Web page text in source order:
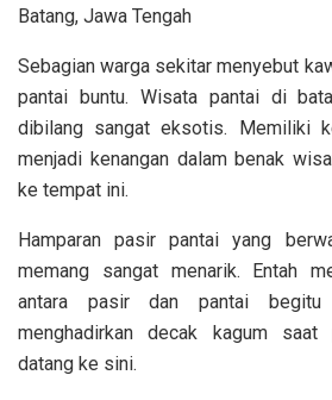
Batang, Jawa Tengah
Sebagian warga sekitar menyebut
pantai buntu. Wisata pantai di
dibilang sangat eksotis. Memiliki
menjadi kenangan dalam benak
ke tempat ini.
Hamparan pasir pantai yang
memang sangat menarik. Entah
antara pasir dan pantai begitu
menghadirkan decak kagum
datang ke sini.